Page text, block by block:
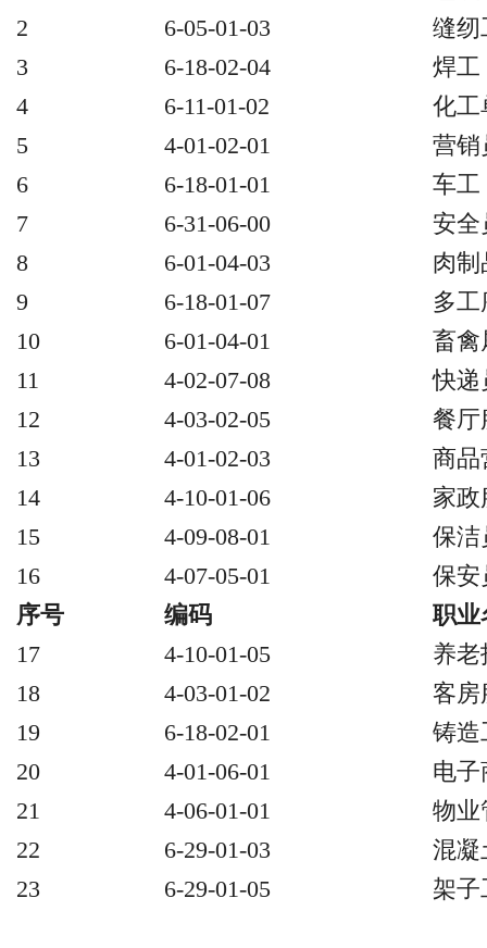
2
6-05-01-03
缝纫
3
6-18-02-04
焊工
4
6-11-01-02
化工
5
4-01-02-01
营销
6
6-18-01-01
车工
7
6-31-06-00
安全
8
6-01-04-03
肉制
9
6-18-01-07
多
10
6-01-04-01
畜
11
4-02-07-08
快递
12
4-03-02-05
餐厅
13
4-01-02-03
商
14
4-10-01-06
家政
15
4-09-08-01
保洁
16
4-07-05-01
保安
序号
编码
职业
17
4-10-01-05
养老
18
4-03-01-02
客房
19
6-18-02-01
铸造
20
4-01-06-01
电子
21
4-06-01-01
物业
22
6-29-01-03
混凝
23
6-29-01-05 架子